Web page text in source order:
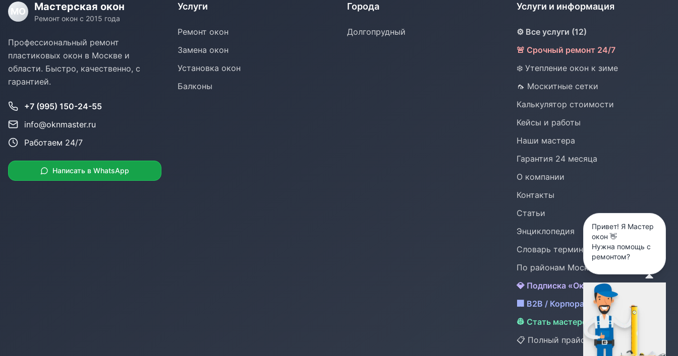
МО Мастерская окон
Ремонт окон с 2015 года
Профессиональный ремонт
пластиковых окон в Москве и
области. Быстро, качественно, с
гарантией.
+7 (995) 150-24-55
info@oknmaster.ru
Работаем 24/7
Написать в WhatsApp
Услуги
Ремонт окон
Замена окон
Установка окон
Балконы
Города
Долгопрудный
Услуги и информация
⚙️ Все услуги (12)
🚨 Срочный ремонт 24/7
❄️ Утепление окон к зиме
🦟 Москитные сетки
Калькулятор стоимости
Кейсы и работы
Наши мастера
Гарантия 24 месяца
О компании
Контакты
Статьи
Энциклопедия
Словарь терминов
По районам Москвы (24)
💎 Подписка «Окна под охраной»
🏢 B2B / Корпоративный сервис
👷 Стать мастером OknMaster
📋 Полный прайс /ceny
Привет! Я Мастер
окон 👋
Нужна помощь с
ремонтом?